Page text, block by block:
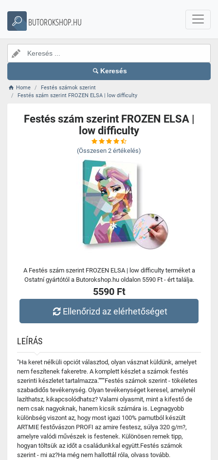
BUTOROKSHOP.HU
Keresés
Home
Festés számok szerint
Festés szám szerint FROZEN ELSA | low difficulty
Festés szám szerint FROZEN ELSA |
low difficulty
(Összesen 2 értékelés)
A Festés szám szerint FROZEN ELSA | low difficulty terméket a
Ostatní gyártótól a Butorokshop.hu oldalon 5590 Ft - ért találja.
5590 Ft
Ellenőrizd az elérhetőséget
LEÍRÁS
"Ha keret nélküli opciót választod, olyan vásznat küldünk, amelyet
nem feszítenek fakeretre. A komplett készlet a számok festés
szerinti készletet tartalmazza.""""Festés számok szerint - tökéletes
szabadidős tevékenység. Olyan tevékenységet keresel, amelynél
lazíthatsz, kikapcsolódhatsz? Valami olyasmit, mint a kifestő de
nem csak nagyoknak, hanem kicsik számára is. Legnagyobb
különbség viszont az, hogy most igazi 100% pamutból készült
ARTMIE festővászon PROFI az amire festesz, súlya 320 g/m?,
amelyre valódi művészek is festenek. Különösen remek tipp,
hogyan töltsük az időt a családunkkal együtt.Festés számok
szerint - mi az?Ha még nem hallottál róla, olvass tovább.